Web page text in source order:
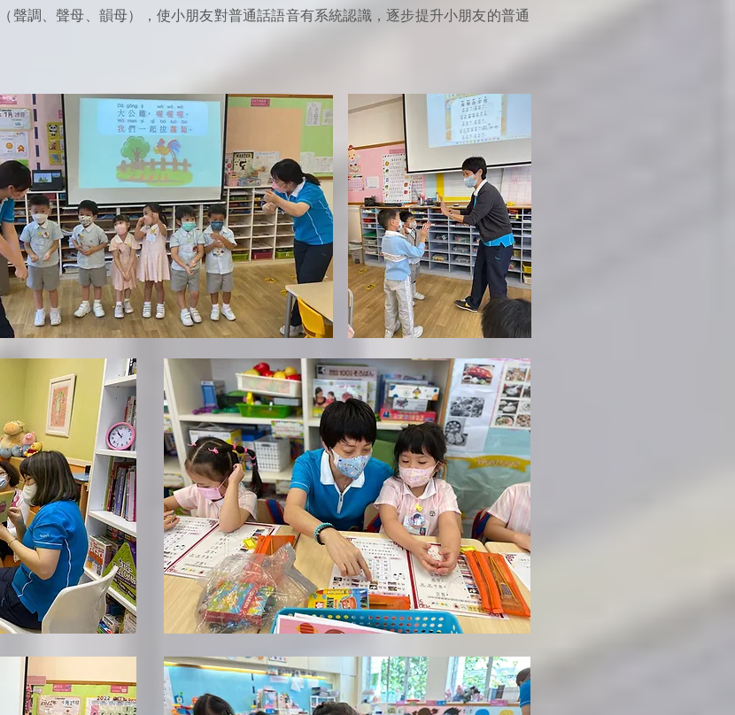
聲調、聲母、韻母），使小朋友對普通話語音有系統認識，逐步提升小朋友的普通